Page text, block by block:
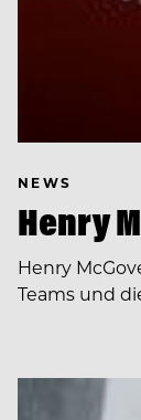
NEWS
Henry
Henry
Teams und